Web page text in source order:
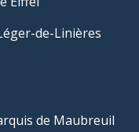
de-Linières
de Maubreuil